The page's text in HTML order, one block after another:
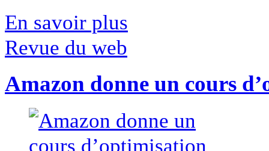
En savoir plus
Revue du web
Amazon donne un cours